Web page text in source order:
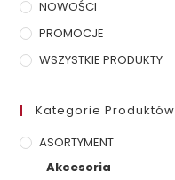
NOWOŚCI
PROMOCJE
WSZYSTKIE PRODUKTY
Kategorie Produktów
ASORTYMENT
Akcesoria